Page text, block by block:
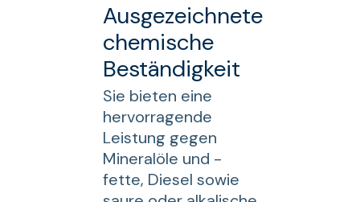
Ausgezeichnete
chemische
Beständigkeit
Sie bieten eine
hervorragende
Leistung gegen
Mineralöle und -
fette, Diesel sowie